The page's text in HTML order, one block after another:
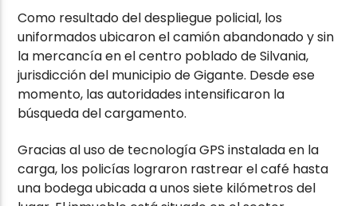
Como resultado del despliegue policial, los
uniformados ubicaron el camión abandonado y sin
la mercancía en el centro poblado de Silvania,
jurisdicción del municipio de Gigante. Desde ese
momento, las autoridades intensificaron la
búsqueda del cargamento.
Gracias al uso de tecnología GPS instalada en la
carga, los policías lograron rastrear el café hasta
una bodega ubicada a unos siete kilómetros del